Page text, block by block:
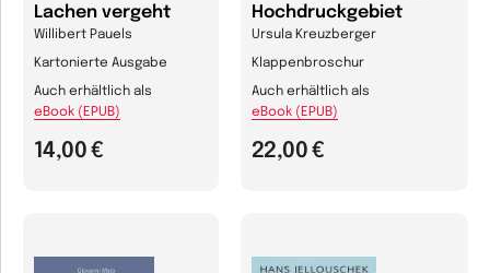
Lachen vergeht
Willibert Pauels
Kartonierte Ausgabe
14,00 €
Auch erhältlich als
eBook (EPUB)
Hochdruckgebiet
Ursula Kreuzberger
Klappenbroschur
22,00 €
Auch erhältlich als
eBook (EPUB)